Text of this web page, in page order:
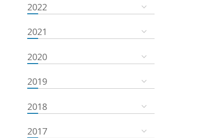
2022
2021
2020
2019
2018
2017